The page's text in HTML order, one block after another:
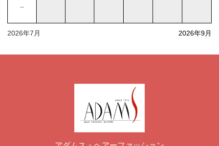
－
2026年7月 2026年9月